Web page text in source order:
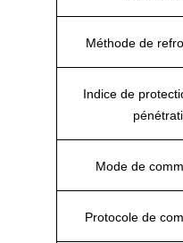
Méthode de
Indice de
Mode de
Protocole de